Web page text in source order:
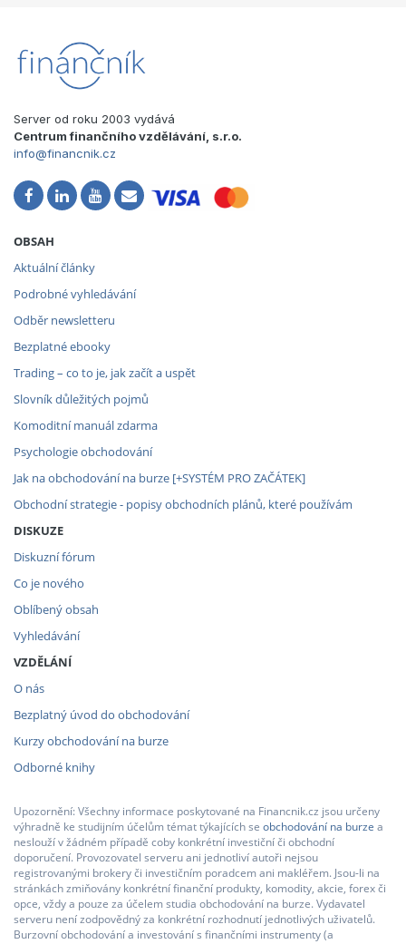
Server od roku 2003 vydává
Centrum finančního vzdělávání, s.r.o.
info@financnik.cz
OBSAH
Aktuální články
Podrobné vyhledávání
Odběr newsletteru
Bezplatné ebooky
Trading – co to je, jak začít a uspět
Slovník důležitých pojmů
Komoditní manuál zdarma
Psychologie obchodování
Jak na obchodování na burze [+SYSTÉM PRO ZAČÁTEK]
Obchodní strategie - popisy obchodních plánů, které používám
DISKUZE
Diskuzní fórum
Co je nového
Oblíbený obsah
Vyhledávání
VZDĚLÁNÍ
O nás
Bezplatný úvod do obchodování
Kurzy obchodování na burze
Odborné knihy
Upozornění: Všechny informace poskytované na Financnik.cz jsou určeny
výhradně ke studijním účelům témat týkajících se obchodování na burze a
neslouží v žádném případě coby konkrétní investiční či obchodní
doporučení. Provozovatel serveru ani jednotliví autoři nejsou
registrovanými brokery či investičním poradcem ani makléřem. Jsou-li na
stránkách zmiňovány konkrétní finanční produkty, komodity, akcie, forex či
opce, vždy a pouze za účelem studia obchodování na burze. Vydavatel
serveru není zodpovědný za konkrétní rozhodnutí jednotlivých uživatelů.
Burzovní obchodování a investování s finančními instrumenty (a